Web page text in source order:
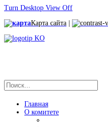
Turn Desktop View Off
Карта сайта
Главная
О комитете